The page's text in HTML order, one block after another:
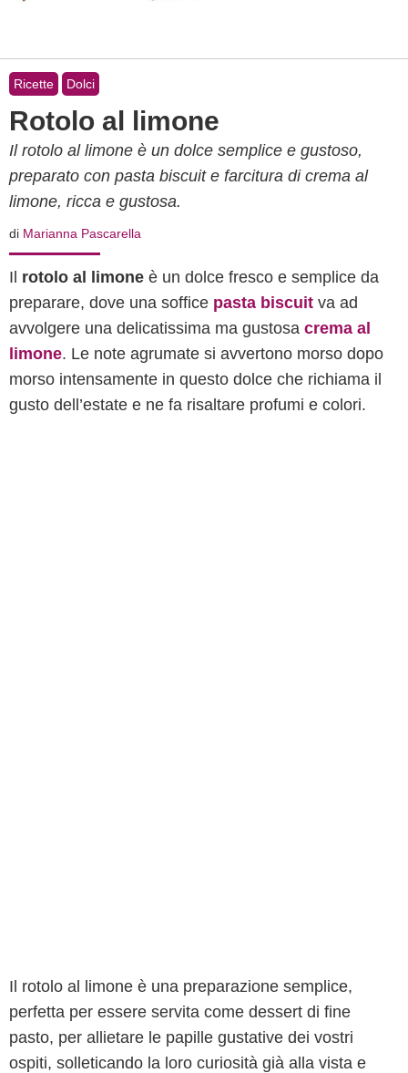
Ricette Dolci
Rotolo al limone
Il rotolo al limone è un dolce semplice e gustoso,
preparato con pasta biscuit e farcitura di crema al
limone, ricca e gustosa.
di Marianna Pascarella
Il rotolo al limone è un dolce fresco e semplice da
preparare, dove una soffice pasta biscuit va ad
avvolgere una delicatissima ma gustosa crema al
limone. Le note agrumate si avvertono morso dopo
morso intensamente in questo dolce che richiama il
gusto dell’estate e ne fa risaltare profumi e colori.
Il rotolo al limone è una preparazione semplice,
perfetta per essere servita come dessert di fine
pasto, per allietare le papille gustative dei vostri
ospiti, solleticando la loro curiosità già alla vista e